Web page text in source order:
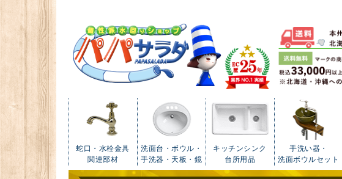
蛇口・水栓金具
関連部材
洗面台・ボウル・
手洗器・天板・鏡
キッチンシンク
台所用品
手洗い器・
洗面ボウルセット